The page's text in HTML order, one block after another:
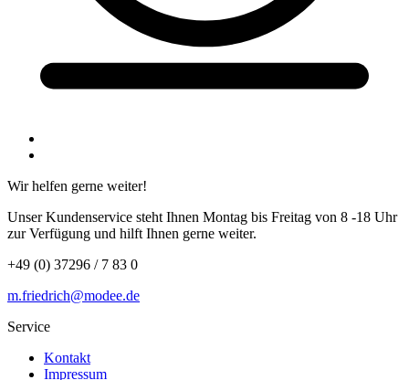
Wir helfen gerne weiter!
Unser Kundenservice steht Ihnen Montag bis Freitag von 8 -18 Uhr
zur Verfügung und hilft Ihnen gerne weiter.
+49 (0) 37296 / 7 83 0
m.friedrich@modee.de
Service
Kontakt
Impressum